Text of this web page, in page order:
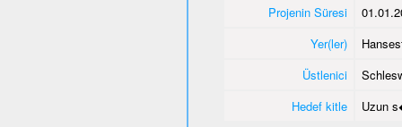
Projenin Süresi
Yer(ler)
Üstlenici
Hedef kitle
Uzun